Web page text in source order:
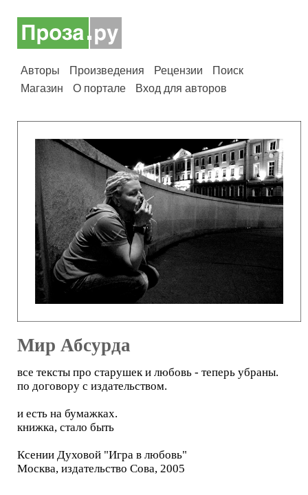
Авторы Произведения Рецензии
Поиск
Магазин
О портале Вход для авторов
Мир Абсурда
все тексты про старушек и любовь - теперь убраны.
по договору с издательством.
и есть на бумажках.
книжка, стало быть
Ксении Духовой "Игра в любовь"
Москва, издательство Сова, 2005